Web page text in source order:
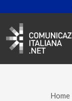
Home